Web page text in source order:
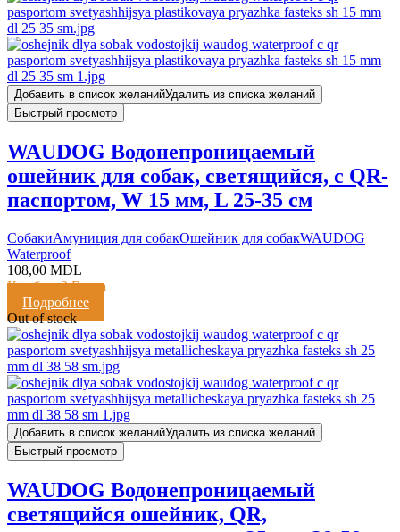
Добавить в список желанийУдалить из списка желаний
Быстрый просмотр
WAUDOG Водонепроницаемый
ошейник для собак, светящийся, с QR-
паспортом, W 15 мм, L 25-35 см
CобакиАмуниция для собакОшейник для собакWAUDOG
Waterproof
108,00 MDL
Кешбэк:2 Балла
Подробнее
Out of stock
Добавить в список желанийУдалить из списка желаний
Быстрый просмотр
WAUDOG Водонепроницаемый
светящийся ошейник, QR,